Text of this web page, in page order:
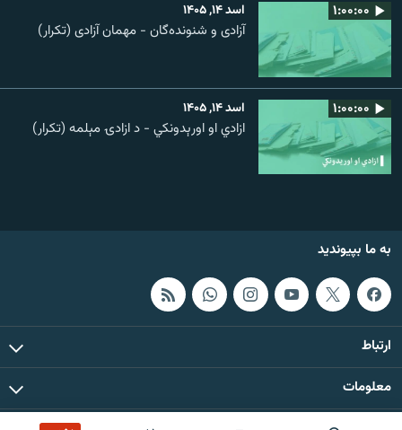
۱:۰۰:۰۰ اسد ۱۴, ۱۴۰۵
آزادی و شنونده‌گان - مهمان آزادی (تکرار)
۱:۰۰:۰۰ اسد ۱۴, ۱۴۰۵
ازادي او اورېدونکي - د ازادۍ مېلمه (تکرار)
به ما بپیوندید
ارتباط
معلومات